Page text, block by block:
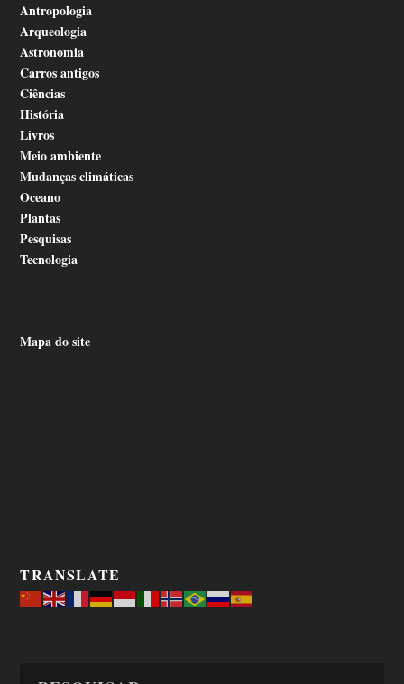
Antropologia
Arqueologia
Astronomia
Carros antigos
Ciências
História
Livros
Meio ambiente
Mudanças climáticas
Oceano
Plantas
Pesquisas
Tecnologia
Mapa do site
TRANSLATE